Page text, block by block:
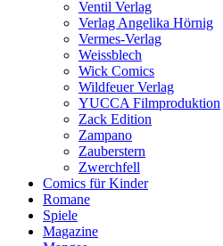
Ventil Verlag
Verlag Angelika Hörnig
Vermes-Verlag
Weissblech
Wick Comics
Wildfeuer Verlag
YUCCA Filmproduktion
Zack Edition
Zampano
Zauberstern
Zwerchfell
Comics für Kinder
Romane
Spiele
Magazine